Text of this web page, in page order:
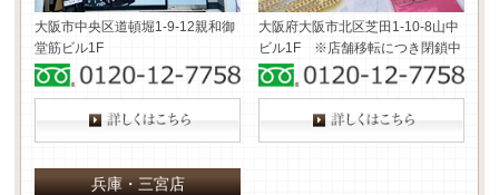
大阪市中央区道頓堀1-9-12親和御
堂筋ビル1F
大阪府大阪市北区芝田1-10-8山中
ビル1F ※店舗移転につき閉鎖中
兵庫・三宮店